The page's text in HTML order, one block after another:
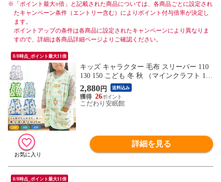
※ 「ポイント最大○倍」と記載された商品については、各商品ごとに設定され
たキャンペーン条件（エントリー含む）によりポイント付与倍率が決定し
ます。
ポイントアップの条件は各商品に設定されたキャンペーンにより異なりま
すので、詳細は各商品詳細ページよりご確認ください。
8/8時点_ポイント最大11倍
キッズ キャラクター 毛布 スリーパー 110
130 150 こども 冬 秋 （マインクラフト 110
／サックスブルー）【BC-69360AH-110S
A】
2,880円 送料込み
26
こだわり安眠館
詳細を見る
8/8時点_ポイント最大11倍